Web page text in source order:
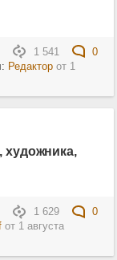
1 541
0
Редакторот 1
художника,
1 629
0
от 1 августа